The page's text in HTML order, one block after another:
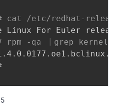
cat /etc/redhat-
Linux For Euler
rpm -qa ｜grep kernel